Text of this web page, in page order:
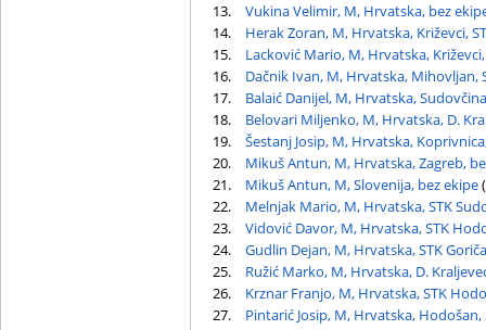
13.
Vukina Velimir, M, Hrvatska, bez
14.
Herak Zoran, M, Hrvatska, Križevci,
15.
Lacković Mario, M, Hrvatska,
16.
Dačnik Ivan, M, Hrvatska, Mihovljan,
17.
Balaić Danijel, M, Hrvatska,
18.
Belovari Miljenko, M, Hrvatska, D.
19.
Šestanj Josip, M, Hrvatska,
20.
Mikuš Antun, M, Hrvatska, Zagreb,
21.
Mikuš Antun, M, Slovenija, bez ekipe
22.
Melnjak Mario, M, Hrvatska, STK
23.
Vidović Davor, M, Hrvatska, STK
24.
Gudlin Dejan, M, Hrvatska, STK
25.
Ružić Marko, M, Hrvatska, D.
26.
Krznar Franjo, M, Hrvatska, STK
27.
Pintarić Josip, M, Hrvatska, Hodošan,